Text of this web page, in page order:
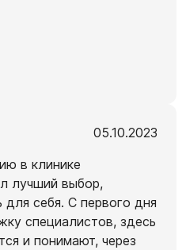
05.10.2023
в клинике
лучший выбор,
для себя. С первого дня
специалистов, здесь
и понимают, через